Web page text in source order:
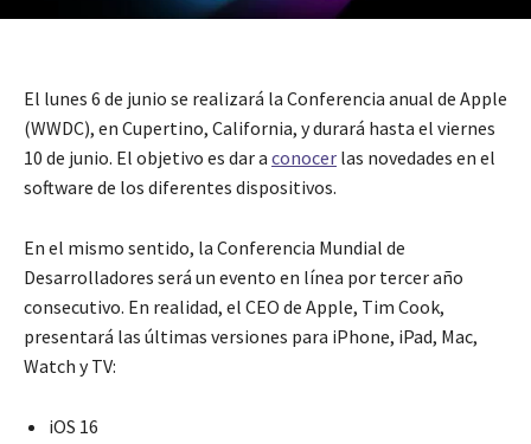
El lunes 6 de junio se realizará la Conferencia anual de Apple
(WWDC), en Cupertino, California, y durará hasta el viernes
10 de junio. El objetivo es dar a conocer las novedades en el
software de los diferentes dispositivos.
En el mismo sentido, la Conferencia Mundial de
Desarrolladores será un evento en línea por tercer año
consecutivo. En realidad, el CEO de Apple, Tim Cook,
presentará las últimas versiones para iPhone, iPad, Mac,
Watch y TV:
iOS 16